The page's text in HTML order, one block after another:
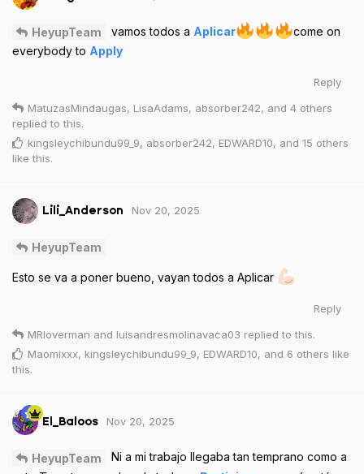
HeyupTeam vamos todos a Aplicar
come on
everybody to Apply
Reply
MatuzasMindaugas, LisaAdams, absorber242, and 4 others
replied to this.
kingsleychibundu99_9, absorber242, EDWARD10, and 15 others
like this.
Lili_Anderson Nov 20, 2025
HeyupTeam
Esto se va a poner bueno, vayan todos a Aplicar
Reply
MRloverman and luisandresmolinavaca03 replied to this.
Maomixxx, kingsleychibundu99_9, EDWARD10, and 6 others like
this.
El_Baloos Nov 20, 2025
HeyupTeam
Ni a mi trabajo llegaba tan temprano como a